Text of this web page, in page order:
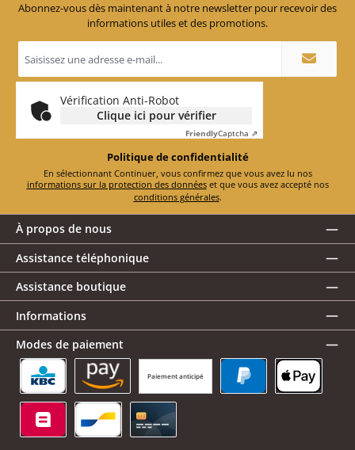
Abonnez-vous dès maintenant à notre newsletter pour recevoir des
informations utiles et des promotions.
e-
mail
*
Vérification Anti-Robot
Clique ici pour vérifier
FriendlyCaptcha ⇗
Politique de confidentialité
En sélectionnant Continuer, vous confirmez que vous avez lu nos
informations sur la protection des données
et que vous avez accepté nos
conditions générales.
À propos de nous
Assistance téléphonique
Assistance boutique
Informations
Modes de paiement
Paiement anticipé
KBC/CBC Payment Button
Amazon Pay